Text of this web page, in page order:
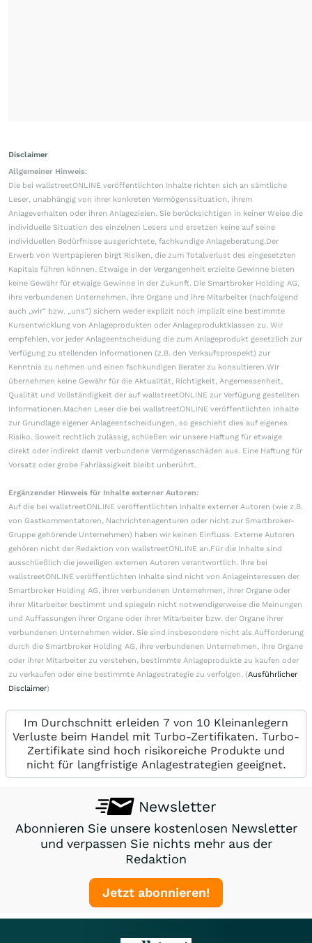
Disclaimer
Allgemeiner Hinweis:
Die bei wallstreetONLINE veröffentlichten Inhalte richten sich an sämtliche
Leser, unabhängig von ihrer konkreten Vermögenssituation, ihrem
Anlageverhalten oder ihren Anlagezielen. Sie berücksichtigen in keiner Weise die
individuelle Situation des einzelnen Lesers und ersetzen keine auf seine
individuellen Bedürfnisse ausgerichtete, fachkundige Anlageberatung.Der
Erwerb von Wertpapieren birgt Risiken, die zum Totalverlust des eingesetzten
Kapitals führen können. Etwaige in der Vergangenheit erzielte Gewinne bieten
keine Gewähr für etwaige Gewinne in der Zukunft. Die Smartbroker Holding AG,
ihre verbundenen Unternehmen, ihre Organe und ihre Mitarbeiter (nachfolgend
auch „wir“ bzw. „uns“) sichern weder explizit noch implizit eine bestimmte
Kursentwicklung von Anlageprodukten oder Anlageproduktklassen zu. Wir
empfehlen, vor jeder Anlageentscheidung die zum Anlageprodukt gesetzlich zur
Verfügung zu stellenden Informationen (z.B. den Verkaufsprospekt) zur
Kenntnis zu nehmen und einen fachkundigen Berater zu konsultieren.Wir
übernehmen keine Gewähr für die Aktualität, Richtigkeit, Angemessenheit,
Qualität und Vollständigkeit der auf wallstreetONLINE zur Verfügung gestellten
Informationen.Machen Leser die bei wallstreetONLINE veröffentlichten Inhalte
zur Grundlage eigener Anlageentscheidungen, so geschieht dies auf eigenes
Risiko. Soweit rechtlich zulässig, schließen wir unsere Haftung für etwaige
direkt oder indirekt damit verbundene Vermögensschäden aus. Eine Haftung für
Vorsatz oder grobe Fahrlässigkeit bleibt unberührt.
Ergänzender Hinweis für Inhalte externer Autoren:
Auf die bei wallstreetONLINE veröffentlichten Inhalte externer Autoren (wie z.B.
von Gastkommentatoren, Nachrichtenagenturen oder nicht zur Smartbroker-
Gruppe gehörende Unternehmen) haben wir keinen Einfluss. Externe Autoren
gehören nicht der Redaktion von wallstreetONLINE an.Für die Inhalte sind
ausschließlich die jeweiligen externen Autoren verantwortlich. Ihre bei
wallstreetONLINE veröffentlichten Inhalte sind nicht von Anlageinteressen der
Smartbroker Holding AG, ihrer verbundenen Unternehmen, ihrer Organe oder
ihrer Mitarbeiter bestimmt und spiegeln nicht notwendigerweise die Meinungen
und Auffassungen ihrer Organe oder ihrer Mitarbeiter bzw. der Organe ihrer
verbundenen Unternehmen wider. Sie sind insbesondere nicht als Aufforderung
durch die Smartbroker Holding AG, ihre verbundenen Unternehmen, ihre Organe
oder ihrer Mitarbeiter zu verstehen, bestimmte Anlageprodukte zu kaufen oder
zu verkaufen oder eine bestimmte Anlagestrategie zu verfolgen. (Ausführlicher
Disclaimer)
Im Durchschnitt erleiden 7 von 10 Kleinanlegern
Verluste beim Handel mit Turbo-Zertifikaten. Turbo-
Zertifikate sind hoch risikoreiche Produkte und
nicht für langfristige Anlagestrategien geeignet.
Newsletter
Abonnieren Sie unsere kostenlosen Newsletter
und verpassen Sie nichts mehr aus der
Redaktion
Jetzt abonnieren!